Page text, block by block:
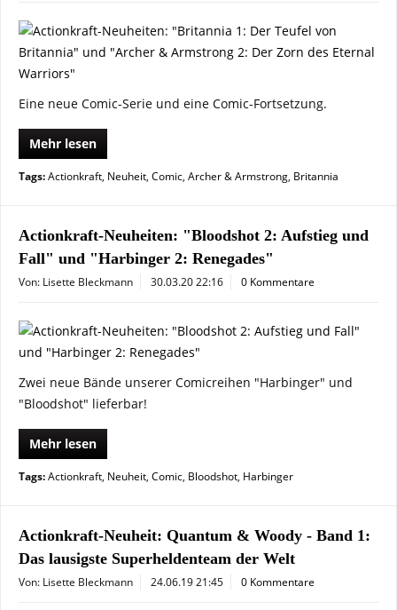
Eine neue Comic-Serie und eine Comic-Fortsetzung.
Mehr lesen
Tags:Actionkraft, Neuheit, Comic, Archer & Armstrong, Britannia
Actionkraft-Neuheiten: "Bloodshot 2: Aufstieg und
Fall" und "Harbinger 2: Renegades"
Von: Lisette Bleckmann 30.03.20 22:16 0 Kommentare
Zwei neue Bände unserer Comicreihen "Harbinger" und
"Bloodshot" lieferbar!
Mehr lesen
Tags:Actionkraft, Neuheit, Comic, Bloodshot, Harbinger
Actionkraft-Neuheit: Quantum & Woody - Band 1:
Das lausigste Superheldenteam der Welt
Von: Lisette Bleckmann 24.06.19 21:45 0 Kommentare